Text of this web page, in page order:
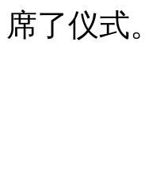
席了仪式。